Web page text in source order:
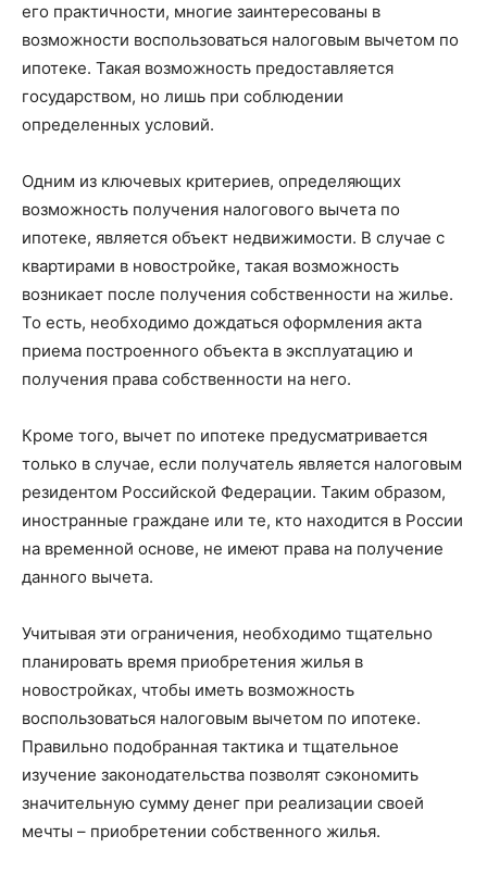
его практичности, многие заинтересованы в
возможности воспользоваться налоговым вычетом по
ипотеке. Такая возможность предоставляется
государством, но лишь при соблюдении
определенных условий.
Одним из ключевых критериев, определяющих
возможность получения налогового вычета по
ипотеке, является объект недвижимости. В случае с
квартирами в новостройке, такая возможность
возникает после получения собственности на жилье.
То есть, необходимо дождаться оформления акта
приема построенного объекта в эксплуатацию и
получения права собственности на него.
Кроме того, вычет по ипотеке предусматривается
только в случае, если получатель является налоговым
резидентом Российской Федерации. Таким образом,
иностранные граждане или те, кто находится в России
на временной основе, не имеют права на получение
данного вычета.
Учитывая эти ограничения, необходимо тщательно
планировать время приобретения жилья в
новостройках, чтобы иметь возможность
воспользоваться налоговым вычетом по ипотеке.
Правильно подобранная тактика и тщательное
изучение законодательства позволят сэкономить
значительную сумму денег при реализации своей
мечты – приобретении собственного жилья.